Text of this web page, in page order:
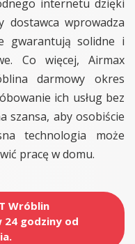
internetu dzięki
dostawca wprowadza
gwarantują solidne i
Co więcej, Airmax
darmowy okres
ich usług bez
szansa, aby osobiście
technologia może
pracę w domu.
Wróblin
godziny od